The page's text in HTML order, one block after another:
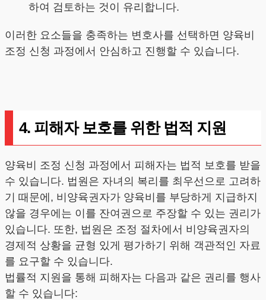
하여 검토하는 것이 유리합니다.
이러한 요소들을 충족하는 변호사를 선택하면 양육비
조정 신청 과정에서 안심하고 진행할 수 있습니다.
4. 피해자 보호를 위한 법적 지원
양육비 조정 신청 과정에서 피해자는 법적 보호를 받을
수 있습니다. 법원은 자녀의 복리를 최우선으로 고려하
기 때문에, 비양육권자가 양육비를 부당하게 지급하지
않을 경우에는 이를 잔여권으로 주장할 수 있는 권리가
있습니다. 또한, 법원은 조정 절차에서 비양육권자의
경제적 상황을 균형 있게 평가하기 위해 객관적인 자료
를 요구할 수 있습니다.
법률적 지원을 통해 피해자는 다음과 같은 권리를 행사
할 수 있습니다: